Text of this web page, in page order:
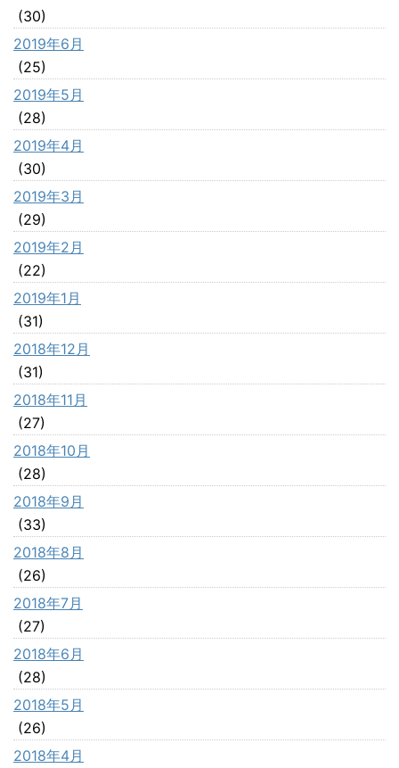
(30)
2019年6月
(25)
2019年5月
(28)
2019年4月
(30)
2019年3月
(29)
2019年2月
(22)
2019年1月
(31)
2018年12月
(31)
2018年11月
(27)
2018年10月
(28)
2018年9月
(33)
2018年8月
(26)
2018年7月
(27)
2018年6月
(28)
2018年5月
(26)
2018年4月